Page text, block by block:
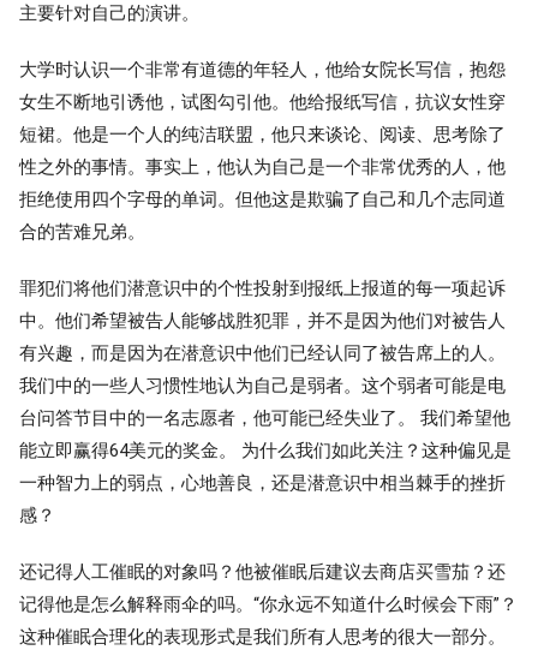
主要针对自己的演讲。
大学时认识一个非常有道德的年轻人，他给女院长写信，抱怨
女生不断地引诱他，试图勾引他。他给报纸写信，抗议女性穿
短裙。他是一个人的纯洁联盟，他只来谈论、阅读、思考除了
性之外的事情。事实上，他认为自己是一个非常优秀的人，他
拒绝使用四个字母的单词。但他这是欺骗了自己和几个志同道
合的苦难兄弟。
罪犯们将他们潜意识中的个性投射到报纸上报道的每一项起诉
中。他们希望被告人能够战胜犯罪，并不是因为他们对被告人
有兴趣，而是因为在潜意识中他们已经认同了被告席上的人。
我们中的一些人习惯性地认为自己是弱者。这个弱者可能是电
台问答节目中的一名志愿者，他可能已经失业了。 我们希望他
能立即赢得64美元的奖金。 为什么我们如此关注？这种偏见是
一种智力上的弱点，心地善良，还是潜意识中相当棘手的挫折
感？
还记得人工催眠的对象吗？他被催眠后建议去商店买雪茄？还
记得他是怎么解释雨伞的吗。“你永远不知道什么时候会下雨”？
这种催眠合理化的表现形式是我们所有人思考的很大一部分。